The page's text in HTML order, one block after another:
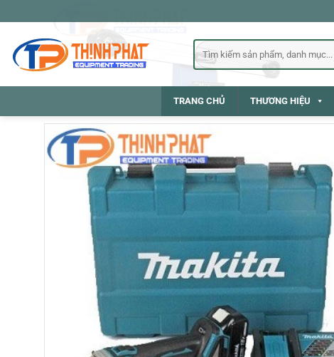
qua
dung
Tìm
kiếm:
TRANG CHỦ THƯƠNG HIỆU